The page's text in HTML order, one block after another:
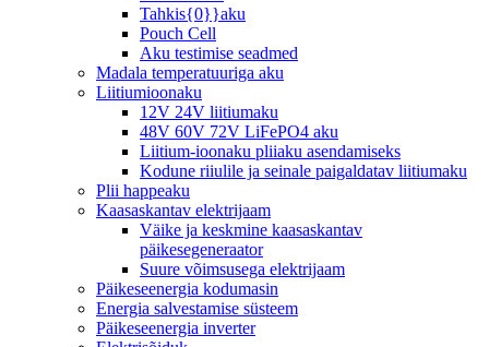
Tahkis{0}}aku
Pouch Cell
Aku testimise seadmed
Madala temperatuuriga aku
Liitiumioonaku
12V 24V liitiumaku
48V 60V 72V LiFePO4 aku
Liitium-ioonaku pliiaku asendamiseks
Kodune riiulile ja seinale paigaldatav liitiumaku
Plii happeaku
Kaasaskantav elektrijaam
Väike ja keskmine kaasaskantav
päikesegeneraator
Suure võimsusega elektrijaam
Päikeseenergia kodumasin
Energia salvestamise süsteem
Päikeseenergia inverter